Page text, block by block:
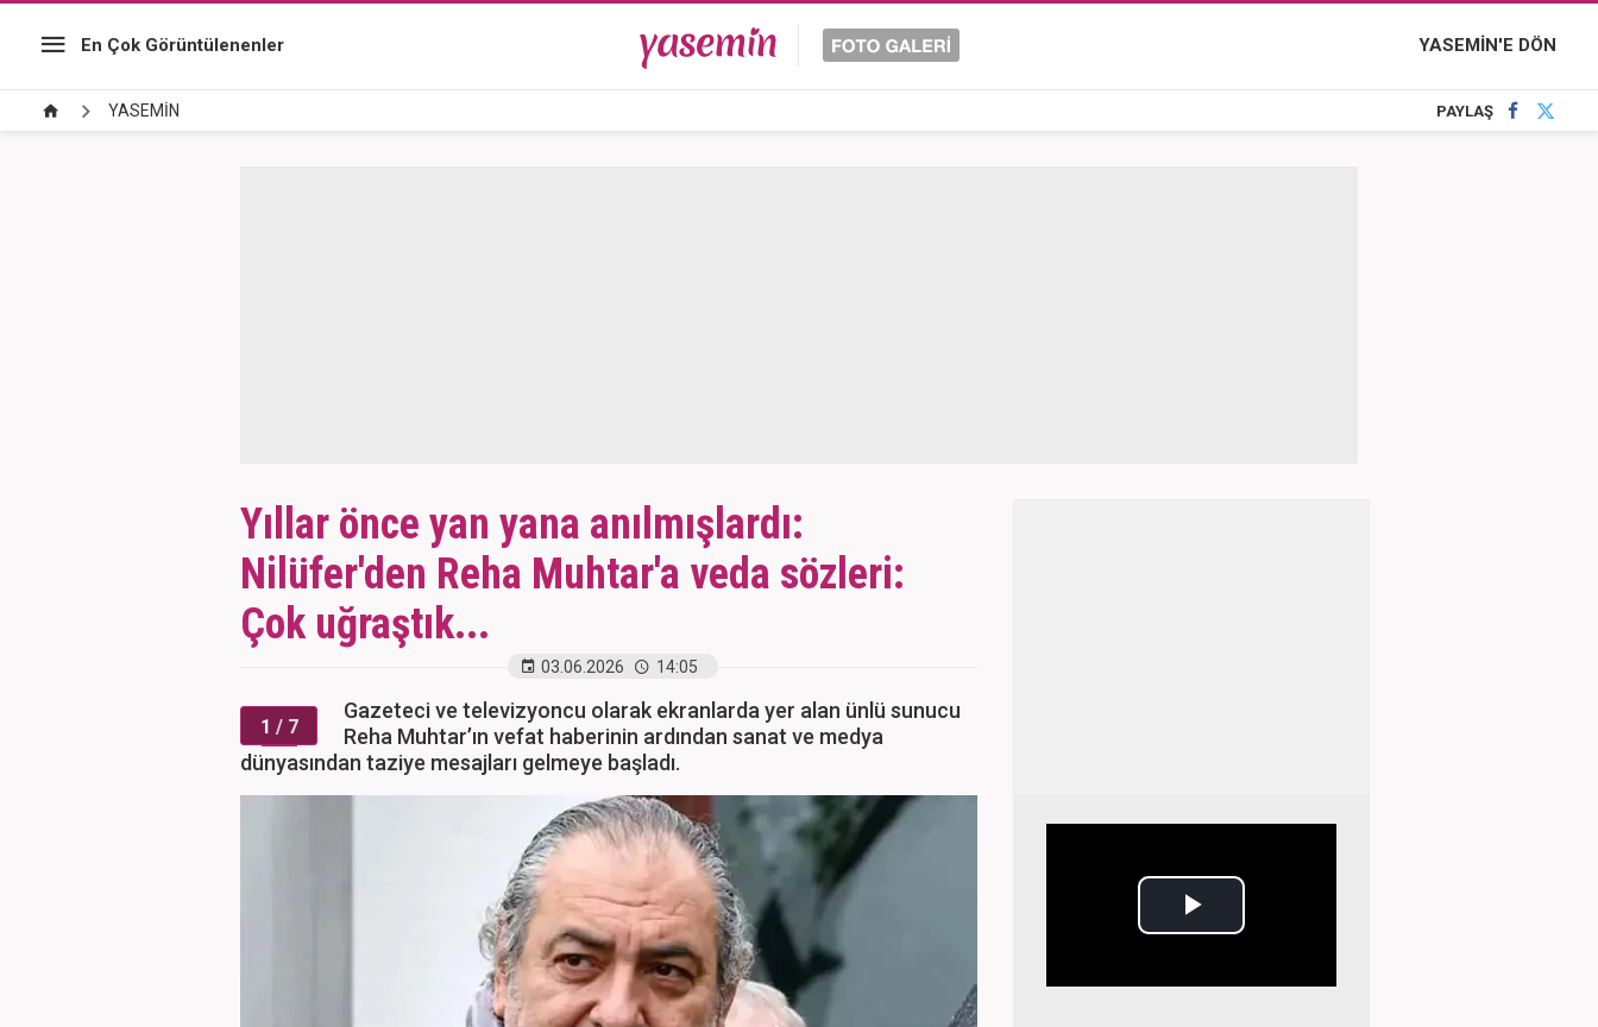
En Çok Görüntülenenler YASEMİN'E DÖN
YASEMİN PAYLAŞ
Yıllar önce yan yana anılmışlardı:
Nilüfer'den Reha Muhtar'a veda sözleri:
Çok uğraştık...
03.06.2026 14:05
1 / 7
Gazeteci ve televizyoncu olarak ekranlarda yer alan ünlü sunucu
Reha Muhtar’ın vefat haberinin ardından sanat ve medya
dünyasından taziye mesajları gelmeye başladı.